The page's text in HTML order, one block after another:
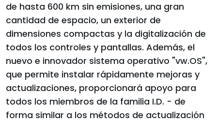
de hasta 600 km sin emisiones, una gran
cantidad de espacio, un exterior de
dimensiones compactas y la digitalización de
todos los controles y pantallas. Además, el
nuevo e innovador sistema operativo "vw.OS",
que permite instalar rápidamente mejoras y
actualizaciones, proporcionará apoyo para
todos los miembros de la familia I.D. - de
forma similar a los métodos de actualización